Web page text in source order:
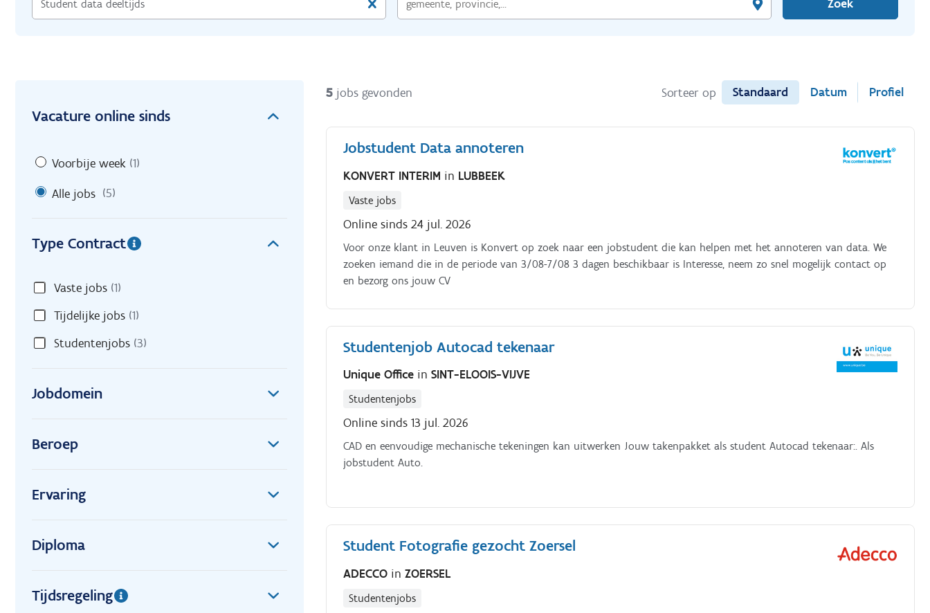
Zoek
Vacature online sinds
Voorbije week (1)
Alle jobs (5)
Type Contract
Vaste jobs (1)
Tijdelijke jobs (1)
Studentenjobs (3)
Jobdomein
Beroep
Ervaring
Diploma
Tijdsregeling
5 jobs gevonden Sorteer op Standaard Datum Profiel
Jobstudent Data annoteren
KONVERT INTERIM in LUBBEEK
Vaste jobs
Online sinds 24 jul. 2026
Voor onze klant in Leuven is Konvert op zoek naar een jobstudent die kan helpen met het annoteren van data. We
zoeken iemand die in de periode van 3/08-7/08 3 dagen beschikbaar is Interesse, neem zo snel mogelijk contact op
en bezorg ons jouw CV
Studentenjob Autocad tekenaar
Unique Office inSINT-ELOOIS-VIJVE
Studentenjobs
Online sinds 13 jul. 2026
CAD en eenvoudige mechanische tekeningen kan uitwerken Jouw takenpakket als student Autocad tekenaar:. Als
jobstudent Auto.
Student Fotografie gezocht Zoersel
ADECCO inZOERSEL
Studentenjobs